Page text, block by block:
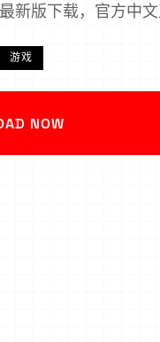
新版下载，官方中
游戏
NOW